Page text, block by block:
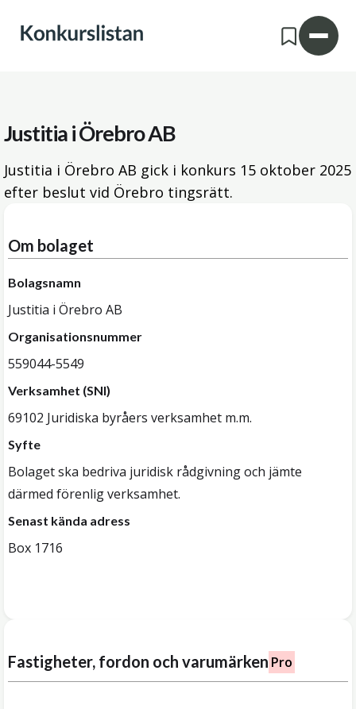
Justitia i Örebro AB
Justitia i Örebro AB gick i konkurs 15 oktober 2025
efter beslut vid Örebro tingsrätt.
Om bolaget
Bolagsnamn
Justitia i Örebro AB
Organisationsnummer
559044-5549
Verksamhet (SNI)
69102 Juridiska byråers verksamhet m.m.
Syfte
Bolaget ska bedriva juridisk rådgivning och jämte
därmed förenlig verksamhet.
Senast kända adress
Box 1716
Fastigheter, fordon och varumärken Pro